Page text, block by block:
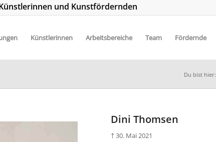
und Kunstfördernden
Künstlerinnen Arbeitsbereiche Team Fördernde
Du bist hier:
Dini Thomsen
† 30. Mai 2021